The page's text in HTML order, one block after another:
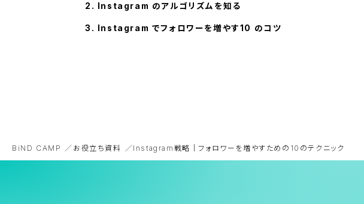
Instagram のアルゴリズムを知る
Instagram でフォロワーを増やす10 のコツ
BiND CAMP お役立ち資料 Instagram戦略｜フォロワーを増やすための10のテクニック